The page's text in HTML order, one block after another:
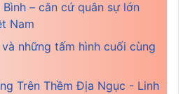
– căn cứ quân sự lớn
Nam
những tấm hình cuối cùng
Trên Thềm Địa Ngục - Linh